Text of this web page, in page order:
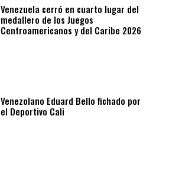
Venezuela cerró en cuarto lugar del
medallero de los Juegos
Centroamericanos y del Caribe 2026
Venezolano Eduard Bello fichado por
el Deportivo Cali